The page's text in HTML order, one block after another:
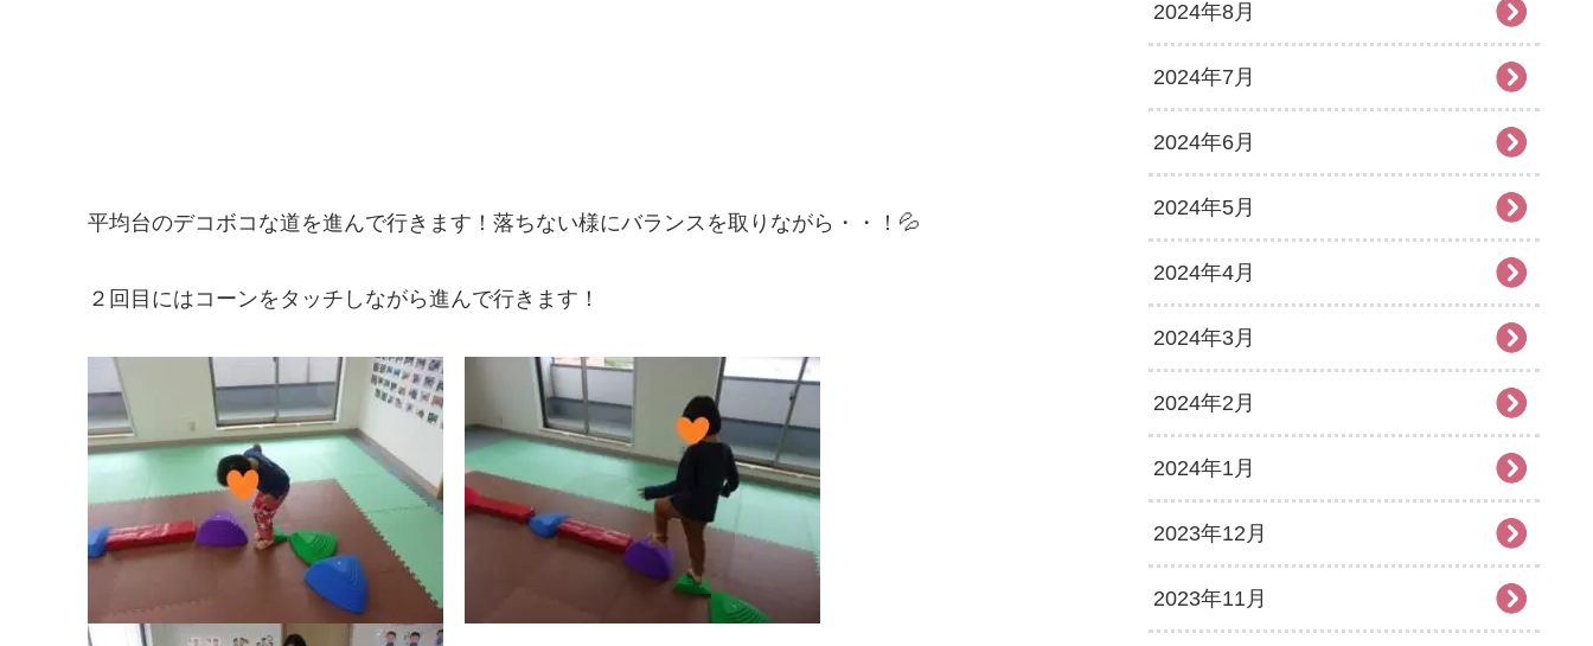
平均台のデコボコな道を進んで行きます！落ちない様にバランスを取りながら・・！💦
２回目にはコーンをタッチしながら進んで行きます！
2024年8月
2024年7月
2024年6月
2024年5月
2024年4月
2024年3月
2024年2月
2024年1月
2023年12月
2023年11月